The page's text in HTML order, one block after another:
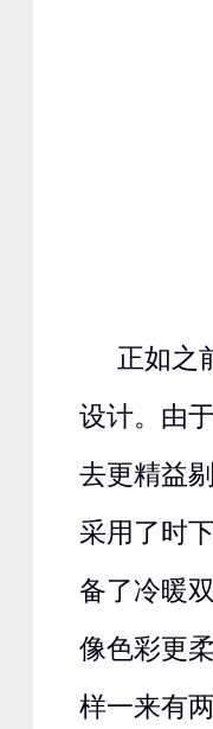
正如之
设计。由
去更精益
采用了时
备了冷暖
像色彩更
样一来有